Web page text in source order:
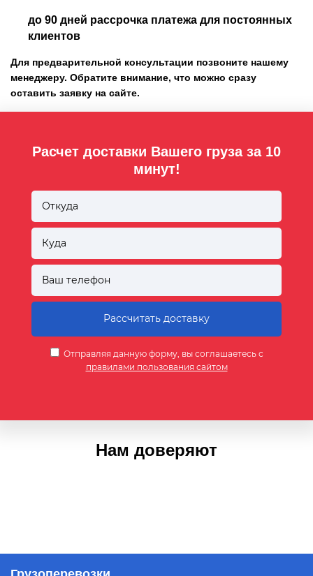
до 90 дней рассрочка платежа для постоянных
клиентов
Для предварительной консультации позвоните нашему
менеджеру. Обратите внимание, что можно сразу
оставить заявку на сайте.
Расчет доставки Вашего груза за 10
минут!
Отправляя данную форму, вы соглашаетесь с
правилами пользования сайтом
Нам доверяют